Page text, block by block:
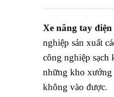
Xe nâng tay
nghiệp sản xuất
công nghiệp sạch
những kho xưởng
không vào được.